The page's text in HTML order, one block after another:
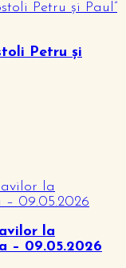
Petru și
la
– 09.05.2026